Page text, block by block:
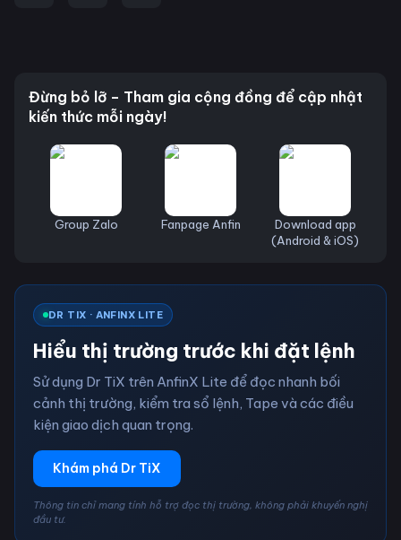
Đừng bỏ lỡ – Tham gia cộng đồng để cập nhật
kiến thức mỗi ngày!
Group Zalo Fanpage Anfin
Download app
(Android & iOS)
DR TIX · ANFINX LITE
Hiểu thị trường trước khi đặt lệnh
Sử dụng Dr TiX trên AnfinX Lite để đọc nhanh bối
cảnh thị trường, kiểm tra sổ lệnh, Tape và các điều
kiện giao dịch quan trọng.
Khám phá Dr TiX
Thông tin chỉ mang tính hỗ trợ đọc thị trường, không phải khuyến nghị
đầu tư.